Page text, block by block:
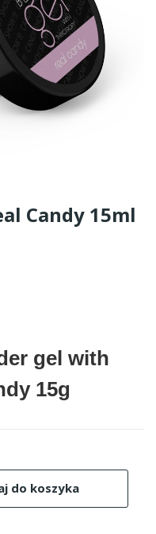
Candy 15ml
gel with
15g
do koszyka